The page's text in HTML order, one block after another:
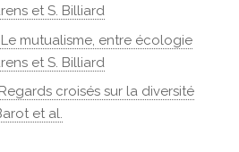
et S. Billiard
Le mutualisme, entre écologie
et S. Billiard
croisés sur la diversité
et al.